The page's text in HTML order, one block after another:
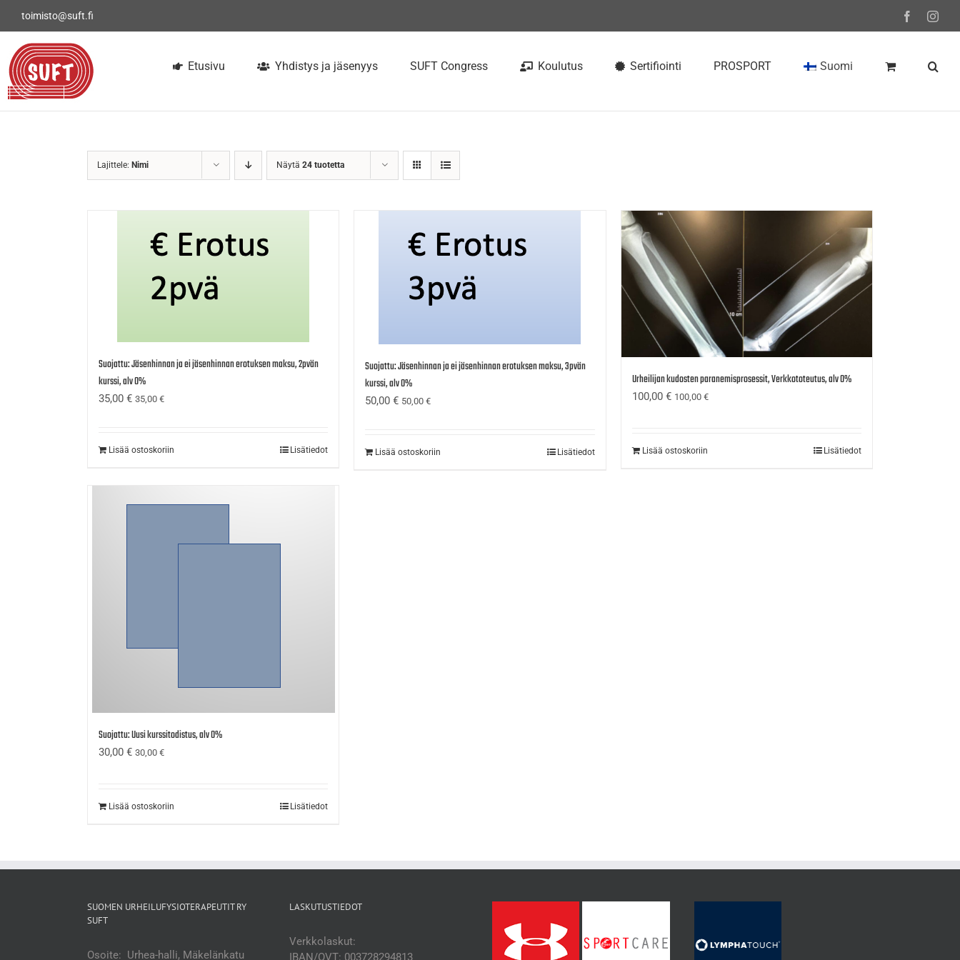
toimisto@suft.fi Facebook
Etusivu Yhdistys ja jäsenyys SUFT Congress Koulutus Sertifiointi PROSPORT Suomi
Lajittele: Nimi Näytä 24 tuotetta
Suojattu: Jäsenhinnan ja ei jäsenhinnan erotuksen maksu, 2pvän
kurssi, alv 0%
35,00 € 35,00 €
Lisää ostoskoriin Lisätiedot
Suojattu: Jäsenhinnan ja ei jäsenhinnan erotuksen maksu, 3pvän
kurssi, alv 0%
50,00€ 50,00€
Lisää ostoskoriin Lisätiedot
Urheilijan kudosten paranemisprosessit, Verkkototeutus, alv 0%
100,00 € 100,00 €
Lisää ostoskoriin Lisätiedot
Suojattu: Uusi kurssitodistus, alv 0%
30,00 € 30,00 €
Lisää ostoskoriin Lisätiedot
SUOMEN URHEILUFYSIOTERAPEUTIT RY
SUFT
Osoite: Urhea-halli, Mäkelänkatu
LASKUTUSTIEDOT
Verkkolaskut:
IBAN/OVT: 003728294813